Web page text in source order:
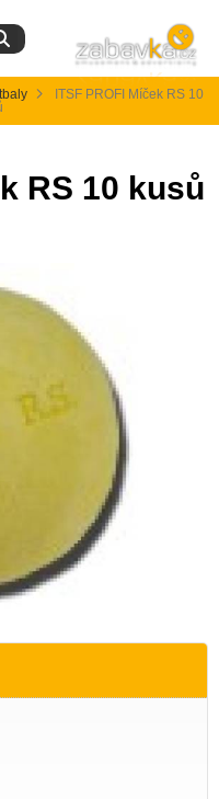
ITSF PROFI Míček RS 10
RS 10 kusů